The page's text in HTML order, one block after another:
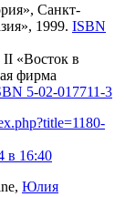
Санкт-
1999. ISBN
II «Восток в
фирма
5-02-017711-3
в 16:40
Юлия